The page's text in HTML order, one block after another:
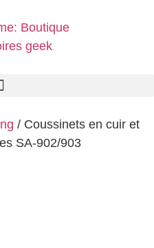
/ Coussinets en cuir et
SA-902/903